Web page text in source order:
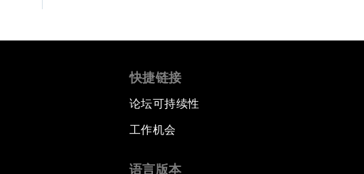
快捷链接
论坛可持续性
工作机会
语言版本